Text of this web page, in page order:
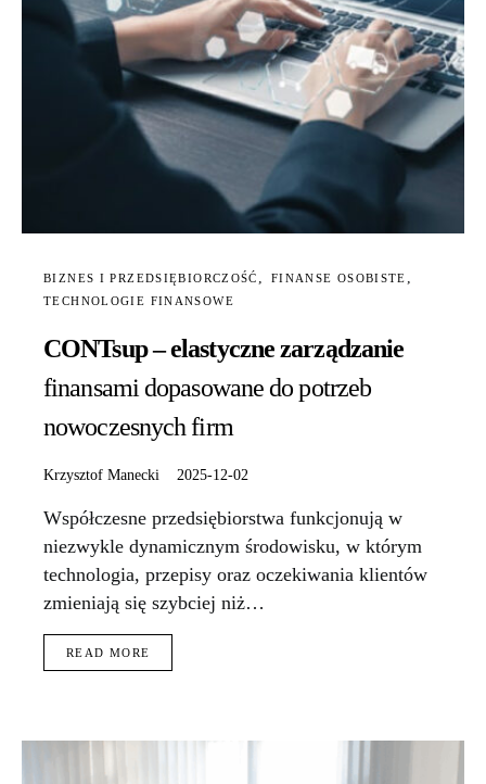
BIZNES I PRZEDSIĘBIORCZOŚĆ
FINANSE OSOBISTE
TECHNOLOGIE FINANSOWE
CONTsup – elastyczne zarządzanie
finansami dopasowane do potrzeb
nowoczesnych firm
Krzysztof Manecki 2025-12-02
Współczesne przedsiębiorstwa funkcjonują w
niezwykle dynamicznym środowisku, w którym
technologia, przepisy oraz oczekiwania klientów
zmieniają się szybciej niż…
READ MORE